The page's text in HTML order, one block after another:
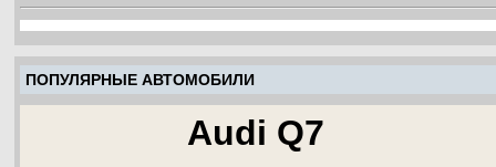
ПОПУЛЯРНЫЕ АВТОМОБИЛИ
Audi Q7